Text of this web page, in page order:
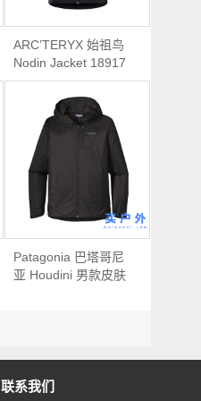
ARC’TERYX 始祖鸟
Nodin Jacket 18917
男款皮肤风衣
Patagonia 巴塔哥尼
亚 Houdini 男款皮肤
联系我们